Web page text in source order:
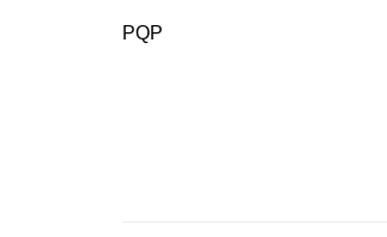
PQP